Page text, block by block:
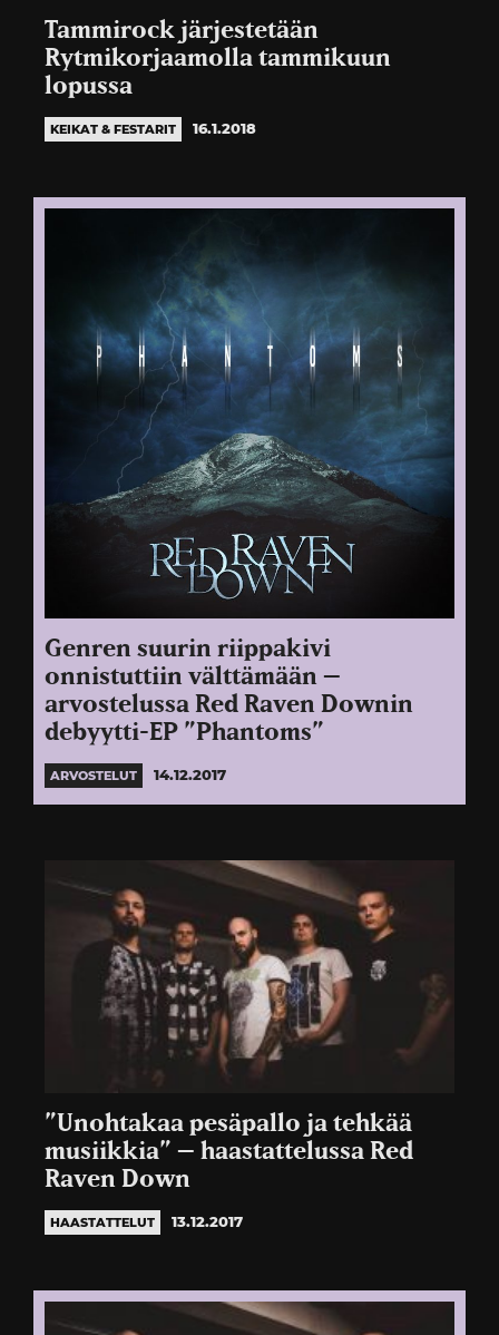
Tammirock järjestetään
Rytmikorjaamolla tammikuun
lopussa
KEIKAT & FESTARIT 16.1.2018
Genren suurin riippakivi
onnistuttiin välttämään –
arvostelussa Red Raven Downin
debyytti-EP ”Phantoms”
ARVOSTELUT 14.12.2017
”Unohtakaa pesäpallo ja tehkää
musiikkia” – haastattelussa Red
Raven Down
HAASTATTELUT 13.12.2017